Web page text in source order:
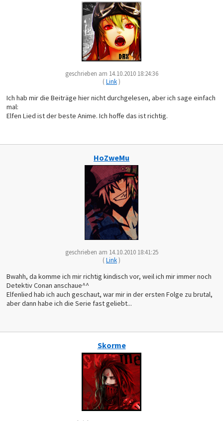
geschrieben am 14.10.2010 18:24:36
(Link)
Ich hab mir die Beiträge hier nicht durchgelesen, aber ich sage einfach
mal:
Elfen Lied ist der beste Anime. Ich hoffe das ist richtig.
HoZweMu
geschrieben am 14.10.2010 18:41:25
(Link)
Bwahh, da komme ich mir richtig kindisch vor, weil ich mir immer noch
Detektiv Conan anschaue^^
Elfenlied hab ich auch geschaut, war mir in der ersten Folge zu brutal,
aber dann habe ich die Serie fast geliebt...
Skorme